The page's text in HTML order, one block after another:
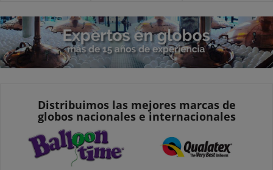
Distribuimos las mejores marcas de
globos nacionales e internacionales